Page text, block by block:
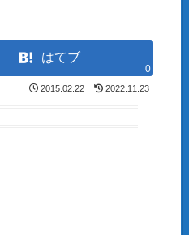
はてブ
0
2015.02.22 2022.11.23